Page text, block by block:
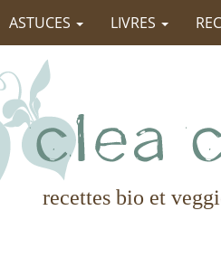
ASTUCES LIVRES
recettes bio et